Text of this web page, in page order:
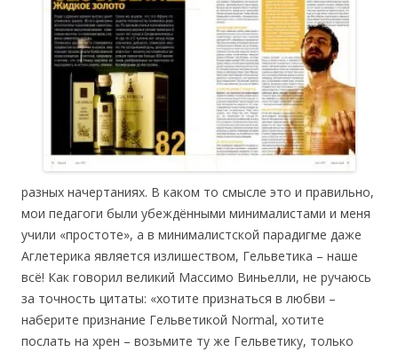
разных начертаниях. В каком то смысле это и правильно,
мои педагоги были убеждёнными минималистами и меня
учили «простоте», а в минималистской парадигме даже
Аглетерика является излишеством, Гельветика – наше
всё! Как говорил великий Массимо Виньелли, не ручаюсь
за точность цитаты: «хотите признаться в любви –
наберите признание Гельветикой Normal, хотите
послать на хрен – возьмите ту же Гельветику, только